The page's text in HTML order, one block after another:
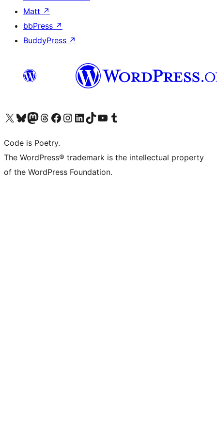
Matt ↗
bbPress ↗
BuddyPress ↗
Visit our X (formerly Twitter) account
Visit our Bluesky account
Visit our Mastodon account
Visit our Threads account
Visit our Facebook page
Visit our Instagram account
Visit our LinkedIn account
Visit our TikTok account
Visit our YouTube channel
Visit our Tumblr account
Code is Poetry.
The WordPress® trademark is the intellectual property
of the WordPress Foundation.